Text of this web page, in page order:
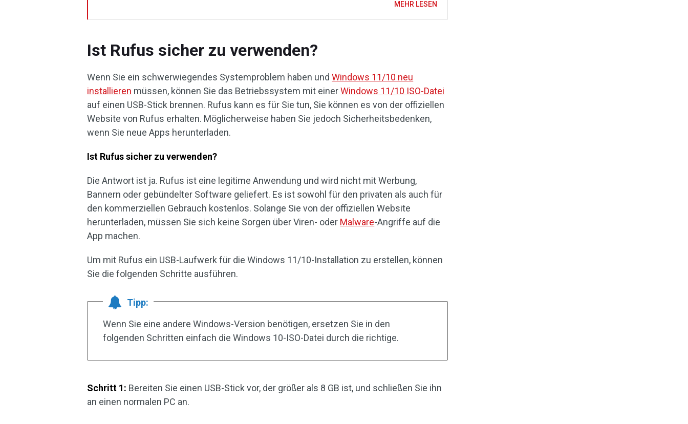
MEHR LESEN
Ist Rufus sicher zu verwenden?
Wenn Sie ein schwerwiegendes Systemproblem haben undWindows 11/10 neu
installieren müssen, können Sie das Betriebssystem mit einerWindows 11/10 ISO-Datei
auf einen USB-Stick brennen. Rufus kann es für Sie tun, Sie können es von der offiziellen
Website von Rufus erhalten. Möglicherweise haben Sie jedoch Sicherheitsbedenken,
wenn Sie neue Apps herunterladen.
Ist Rufus sicher zu verwenden?
Die Antwort ist ja. Rufus ist eine legitime Anwendung und wird nicht mit Werbung,
Bannern oder gebündelter Software geliefert. Es ist sowohl für den privaten als auch für
den kommerziellen Gebrauch kostenlos. Solange Sie von der offiziellen Website
herunterladen, müssen Sie sich keine Sorgen über Viren- oder Malware-Angriffe auf die
App machen.
Um mit Rufus ein USB-Laufwerk für die Windows 11/10-Installation zu erstellen, können
Sie die folgenden Schritte ausführen.
Tipp:
Wenn Sie eine andere Windows-Version benötigen, ersetzen Sie in den
folgenden Schritten einfach die Windows 10-ISO-Datei durch die richtige.
Schritt 1: Bereiten Sie einen USB-Stick vor, der größer als 8 GB ist, und schließen Sie ihn
an einen normalen PC an.